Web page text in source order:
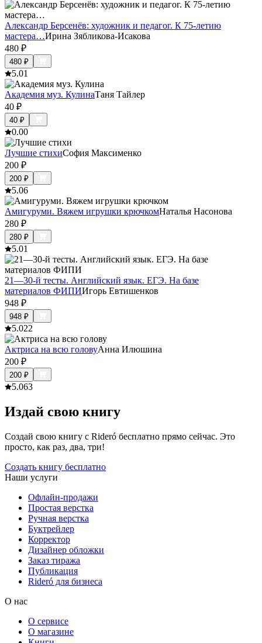
Александр Берсенёв: художник и педагог. К 75-летию
мастера…Ирина Зябликова-Исакова
480 ₽
480 ₽
5.01
Академия муз. КулинаТаня Тайлер
40 ₽
40 ₽
0.00
Лучшие стихиСофия Максименко
200 ₽
200 ₽
5.06
Амигуруми. Вяжем игрушки крючкомНаталья Насонова
280 ₽
280 ₽
5.01
21—30-й тесты. Английский язык. ЕГЭ. На базе
материалов ФИПИИгорь Евтишенков
948 ₽
948 ₽
5.022
Актриса на всю головуАнна Илюшина
200 ₽
200 ₽
5.063
Издай свою книгу
Создай свою книгу с Rideró бесплатно прямо сейчас. Это
просто, как раз, два, три!
Создать книгу бесплатно
Наши услуги
Офлайн-продажи
Простая верстка
Ручная верстка
Буктрейлер
Корректор
Дизайнер обложки
Заказ тиража
Публикация
Rideró для бизнеса
О нас
О сервисе
О магазине